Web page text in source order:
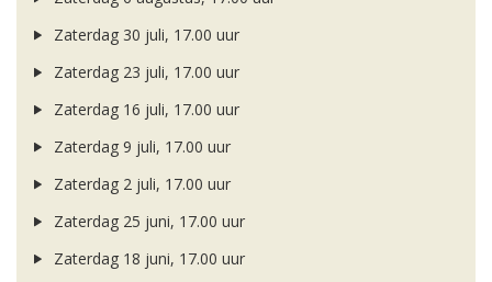
Zaterdag 30 juli, 17.00 uur
Zaterdag 23 juli, 17.00 uur
Zaterdag 16 juli, 17.00 uur
Zaterdag 9 juli, 17.00 uur
Zaterdag 2 juli, 17.00 uur
Zaterdag 25 juni, 17.00 uur
Zaterdag 18 juni, 17.00 uur